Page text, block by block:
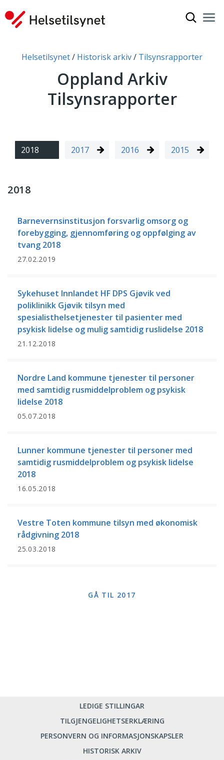
Du er her:
Helsetilsynet Historisk arkiv Tilsynsrapporter
Oppland Arkiv
Tilsynsrapporter
2018 2017 2016 2015
2018
Barnevernsinstitusjon forsvarlig omsorg og
forebygging, gjennomføring og oppfølging av
tvang 2018
27.02.2019
Sykehuset Innlandet HF DPS Gjøvik ved
poliklinikk Gjøvik tilsyn med
spesialisthelsetjenester til pasienter med
psykisk lidelse og mulig samtidig ruslidelse 2018
21.12.2018
Nordre Land kommune tjenester til personer
med samtidig rusmiddelproblem og psykisk
lidelse 2018
05.07.2018
Lunner kommune tjenester til personer med
samtidig rusmiddelproblem og psykisk lidelse
2018
16.05.2018
Vestre Toten kommune tilsyn med økonomisk
rådgivning 2018
25.03.2018
GÅ TIL 2017
LEDIGE STILLINGAR
TILGJENGELIGHETSERKLÆRING
PERSONVERN OG INFORMASJONSKAPSLER
HISTORISK ARKIV